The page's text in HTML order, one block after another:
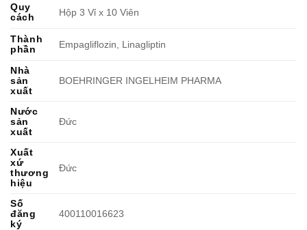
Quy
cách
Hộp 3 Vỉ x 10 Viên
Thành
phần
Empagliflozin, Linagliptin
Nhà
sản
xuất
BOEHRINGER INGELHEIM PHARMA
Nước
sản
xuất
Đức
Xuất
xứ
thương
hiệu
Đức
Số
đăng
ký
400110016623